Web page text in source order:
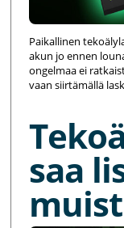
Paikallinen
akun jo ennen
ongelmaa ei
vaan siirtämällä
saa